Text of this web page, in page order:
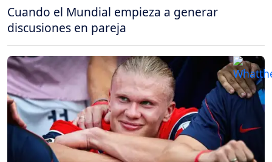
Cuando el Mundial empieza a generar
discusiones en pareja